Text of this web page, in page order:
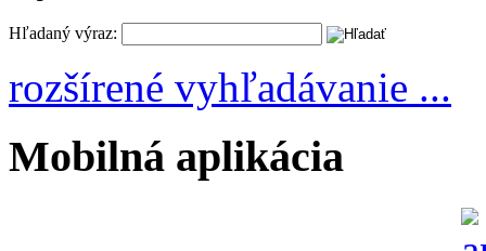
Hľadaný výraz:
rozšírené vyhľadávanie ...
Mobilná aplikácia